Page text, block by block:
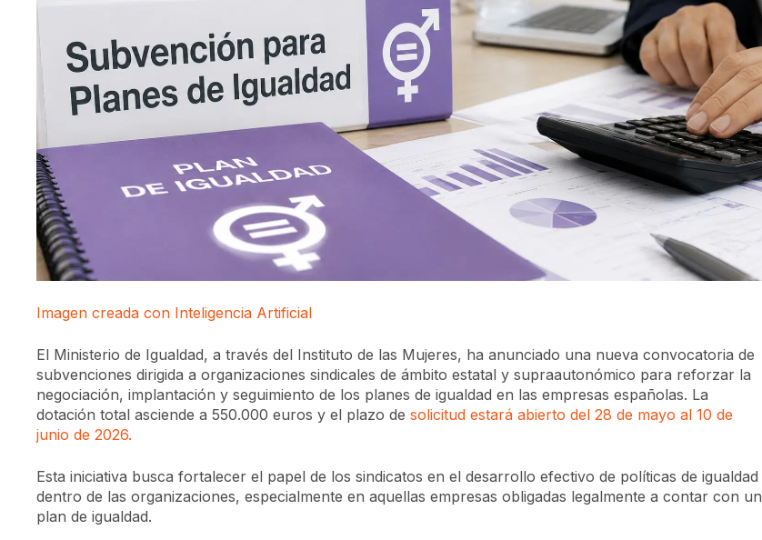
Imagen creada con Inteligencia Artificial
El Ministerio de Igualdad, a través del Instituto de las Mujeres, ha anunciado una nueva convocatoria de
subvenciones dirigida a organizaciones sindicales de ámbito estatal y supraautonómico para reforzar la
negociación, implantación y seguimiento de los planes de igualdad en las empresas españolas. La
dotación total asciende a 550.000 euros y el plazo de solicitud estará abierto del 28 de mayo al 10 de
junio de 2026.
Esta iniciativa busca fortalecer el papel de los sindicatos en el desarrollo efectivo de políticas de igualdad
dentro de las organizaciones, especialmente en aquellas empresas obligadas legalmente a contar con un
plan de igualdad.